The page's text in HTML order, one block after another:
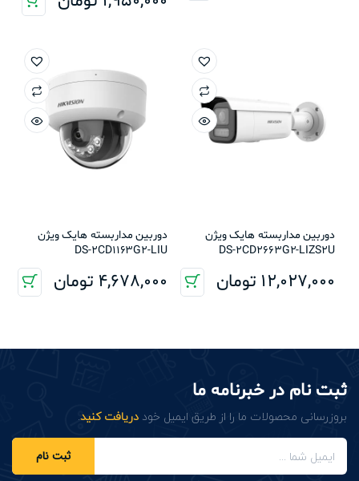
دوربین مداربسته هایک ویژن
DS-2CD2663G2-LIZS2U
12,027,000 تومان
دوربین مداربسته هایک ویژن
DS-2CD1163G2-LIU
4,678,000 تومان
ثبت نام در خبرنامه ما
بروزرسانی محصولات ما را از طریق ایمیل خود دریافت کنید.
ثبت نام